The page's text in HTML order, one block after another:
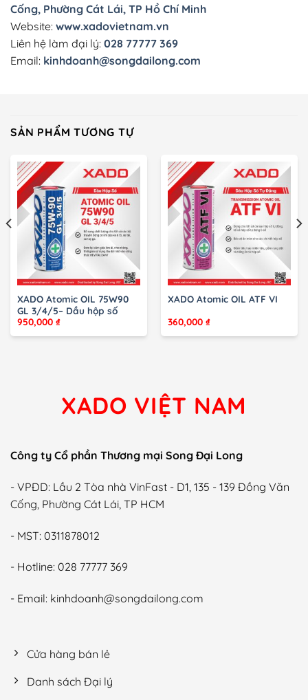
Cống, Phường Cát Lái, TP Hồ Chí Minh
Website: www.xadovietnam.vn
Liên hệ làm đại lý: 028 77777 369
Email: kinhdoanh@songdailong.com
SẢN PHẨM TƯƠNG TỰ
XADO Atomic OIL 75W90
GL 3/4/5– Dầu hộp số
950,000 ₫
XADO Atomic OIL ATF VI
360,000 ₫
XADO VIỆT NAM
Công ty Cổ phần Thương mại Song Đại Long
- VPĐD: Lầu 2 Tòa nhà VinFast - D1, 135 - 139 Đồng Văn
Cống, Phường Cát Lái, TP HCM
- MST: 0311878012
- Hotline: 028 77777 369
- Email: kinhdoanh@songdailong.com
Cửa hàng bán lẻ
Danh sách Đại lý